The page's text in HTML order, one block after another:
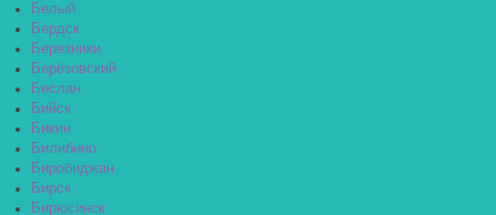
Белый
Бердск
Березники
Берёзовский
Беслан
Бийск
Бикин
Билибино
Биробиджан
Бирск
Бирюсинск